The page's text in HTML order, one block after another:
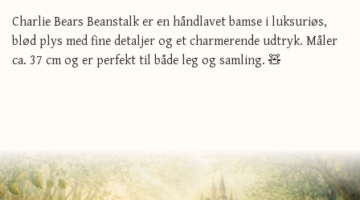
Charlie Bears Beanstalk er en håndlavet bamse i luksuriøs,
blød plys med fine detaljer og et charmerende udtryk. Måler
ca. 37 cm og er perfekt til både leg og samling. 🧸